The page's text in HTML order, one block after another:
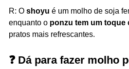
R: O shoyu é um molho de soja
enquanto o ponzu tem um toque
pratos mais refrescantes.
❓ Dá para fazer molho